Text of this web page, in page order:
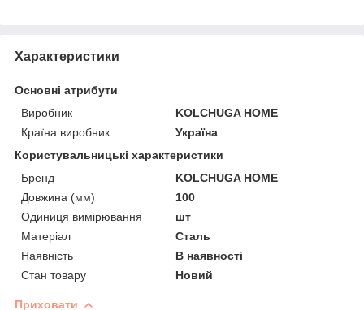
Характеристики
Основні атрибути
Виробник
KOLCHUGA HOME
Країна виробник
Україна
Користувальницькі характеристики
Бренд
KOLCHUGA HOME
Довжина (мм)
100
Одиниця вимірювання
шт
Матеріал
Сталь
Наявність
В наявності
Стан товару
Новий
Приховати